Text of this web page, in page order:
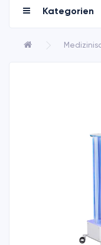
Kategorien